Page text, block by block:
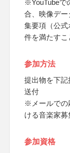
※YouTubeで
合、映像デ
集要項（公
件を満たすこ
参加方法
提出物を下
送付
※メールでの
ける音楽家
参加資格